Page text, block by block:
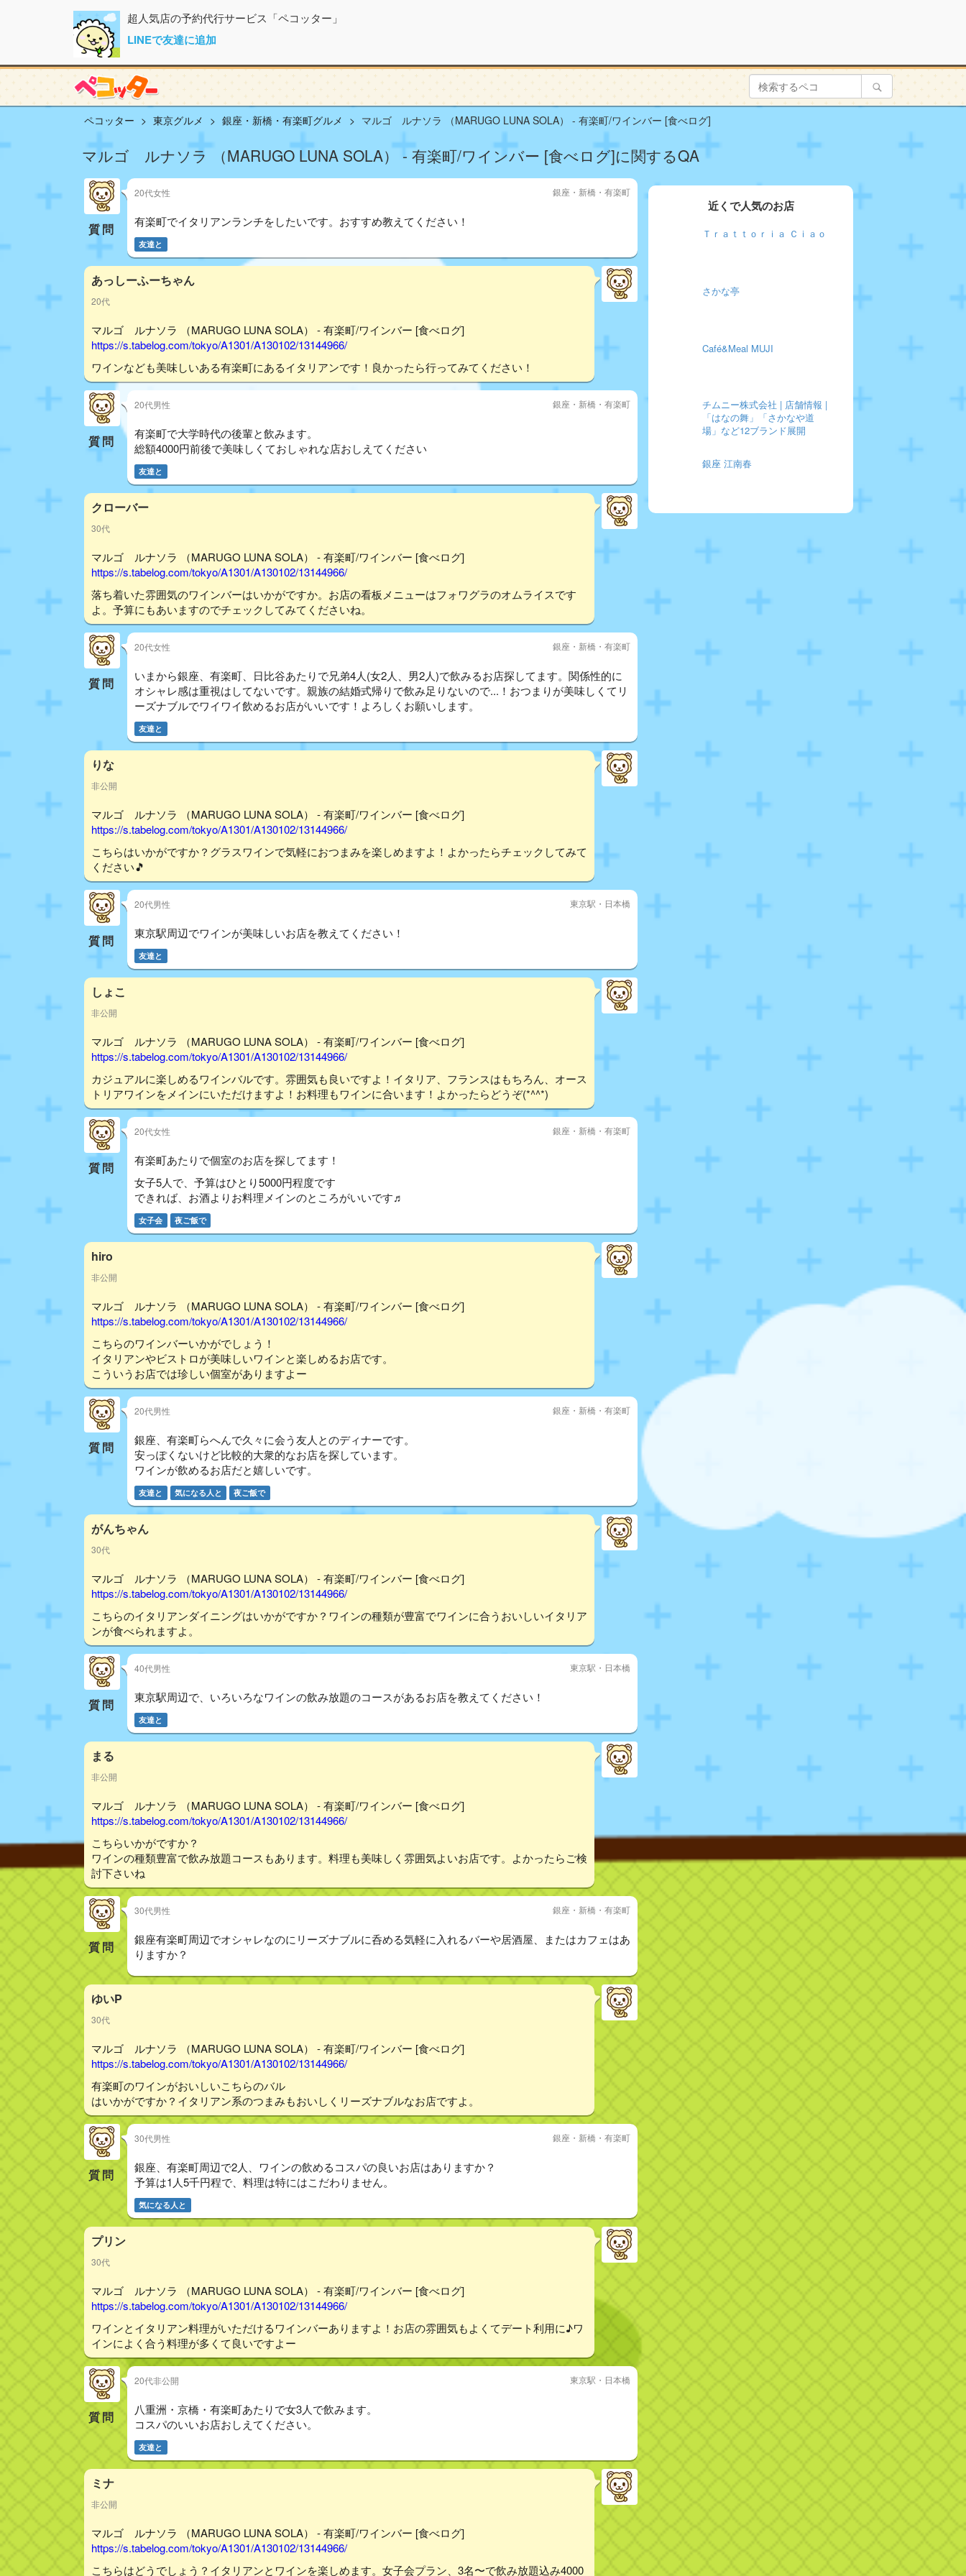
超人気店の予約代行サービス「ペコッター」
LINEで友達に追加
ペコッター 東京グルメ 銀座・新橋・有楽町グルメ マルゴ ルナソラ （MARUGO LUNA SOLA） - 有楽町/ワインバー [食べログ]
マルゴ ルナソラ （MARUGO LUNA SOLA） - 有楽町/ワインバー [食べログ]に関するQA
質問
20代女性 銀座・新橋・有楽町
有楽町でイタリアンランチをしたいです。おすすめ教えてください！
友達と
あっしーふーちゃん
20代
マルゴ ルナソラ （MARUGO LUNA SOLA） - 有楽町/ワインバー [食べログ]
https://s.tabelog.com/tokyo/A1301/A130102/13144966/
ワインなども美味しいある有楽町にあるイタリアンです！良かったら行ってみてください！
質問
20代男性 銀座・新橋・有楽町
有楽町で大学時代の後輩と飲みます。
総額4000円前後で美味しくておしゃれな店おしえてください
友達と
クローバー
30代
マルゴ ルナソラ （MARUGO LUNA SOLA） - 有楽町/ワインバー [食べログ]
https://s.tabelog.com/tokyo/A1301/A130102/13144966/
落ち着いた雰囲気のワインバーはいかがですか。お店の看板メニューはフォワグラのオムライスです
よ。予算にもあいますのでチェックしてみてくださいね。
質問
20代女性 銀座・新橋・有楽町
いまから銀座、有楽町、日比谷あたりで兄弟4人(女2人、男2人)で飲みるお店探してます。関係性的に
オシャレ感は重視はしてないです。親族の結婚式帰りで飲み足りないので...！おつまりが美味しくてリ
ーズナブルでワイワイ飲めるお店がいいです！よろしくお願いします。
友達と
りな
非公開
マルゴ ルナソラ （MARUGO LUNA SOLA） - 有楽町/ワインバー [食べログ]
https://s.tabelog.com/tokyo/A1301/A130102/13144966/
こちらはいかがですか？グラスワインで気軽におつまみを楽しめますよ！よかったらチェックしてみて
ください🎵
質問
20代男性 東京駅・日本橋
東京駅周辺でワインが美味しいお店を教えてください！
友達と
しょこ
非公開
マルゴ ルナソラ （MARUGO LUNA SOLA） - 有楽町/ワインバー [食べログ]
https://s.tabelog.com/tokyo/A1301/A130102/13144966/
カジュアルに楽しめるワインバルです。雰囲気も良いですよ！イタリア、フランスはもちろん、オース
トリアワインをメインにいただけますよ！お料理もワインに合います！よかったらどうぞ(*^^*)
質問
20代女性 銀座・新橋・有楽町
有楽町あたりで個室のお店を探してます！
女子5人で、予算はひとり5000円程度です
できれば、お酒よりお料理メインのところがいいです♬
女子会 夜ご飯で
hiro
非公開
マルゴ ルナソラ （MARUGO LUNA SOLA） - 有楽町/ワインバー [食べログ]
https://s.tabelog.com/tokyo/A1301/A130102/13144966/
こちらのワインバーいかがでしょう！
イタリアンやビストロが美味しいワインと楽しめるお店です。
こういうお店では珍しい個室がありますよー
質問
20代男性 銀座・新橋・有楽町
銀座、有楽町らへんで久々に会う友人とのディナーです。
安っぽくないけど比較的大衆的なお店を探しています。
ワインが飲めるお店だと嬉しいです。
友達と 気になる人と 夜ご飯で
がんちゃん
30代
マルゴ ルナソラ （MARUGO LUNA SOLA） - 有楽町/ワインバー [食べログ]
https://s.tabelog.com/tokyo/A1301/A130102/13144966/
こちらのイタリアンダイニングはいかがですか？ワインの種類が豊富でワインに合うおいしいイタリア
ンが食べられますよ。
質問
40代男性 東京駅・日本橋
東京駅周辺で、いろいろなワインの飲み放題のコースがあるお店を教えてください！
友達と
まる
非公開
マルゴ ルナソラ （MARUGO LUNA SOLA） - 有楽町/ワインバー [食べログ]
https://s.tabelog.com/tokyo/A1301/A130102/13144966/
こちらいかがですか？
ワインの種類豊富で飲み放題コースもあります。料理も美味しく雰囲気よいお店です。よかったらご検
討下さいね
質問
30代男性 銀座・新橋・有楽町
銀座有楽町周辺でオシャレなのにリーズナブルに呑める気軽に入れるバーや居酒屋、またはカフェはあ
りますか？
ゆいP
30代
マルゴ ルナソラ （MARUGO LUNA SOLA） - 有楽町/ワインバー [食べログ]
https://s.tabelog.com/tokyo/A1301/A130102/13144966/
有楽町のワインがおいしいこちらのバル
はいかがですか？イタリアン系のつまみもおいしくリーズナブルなお店ですよ。
質問
30代男性 銀座・新橋・有楽町
銀座、有楽町周辺で2人、ワインの飲めるコスパの良いお店はありますか？
予算は1人5千円程で、料理は特にはこだわりません。
気になる人と
プリン
30代
マルゴ ルナソラ （MARUGO LUNA SOLA） - 有楽町/ワインバー [食べログ]
https://s.tabelog.com/tokyo/A1301/A130102/13144966/
ワインとイタリアン料理がいただけるワインバーありますよ！お店の雰囲気もよくてデート利用に♪ワ
インによく合う料理が多くて良いですよー
質問
20代非公開 東京駅・日本橋
八重洲・京橋・有楽町あたりで女3人で飲みます。
コスパのいいお店おしえてください。
友達と
ミナ
非公開
マルゴ ルナソラ （MARUGO LUNA SOLA） - 有楽町/ワインバー [食べログ]
https://s.tabelog.com/tokyo/A1301/A130102/13144966/
こちらはどうでしょう？イタリアンとワインを楽しめます。女子会プラン、3名〜で飲み放題込み4000
近くで人気のお店
Ｔｒａｔｔｏｒｉａ Ｃｉａｏ
さかな亭
Café&Meal MUJI
チムニー株式会社 | 店舗情報 |
「はなの舞」「さかなや道
場」など12ブランド展開
銀座 江南春